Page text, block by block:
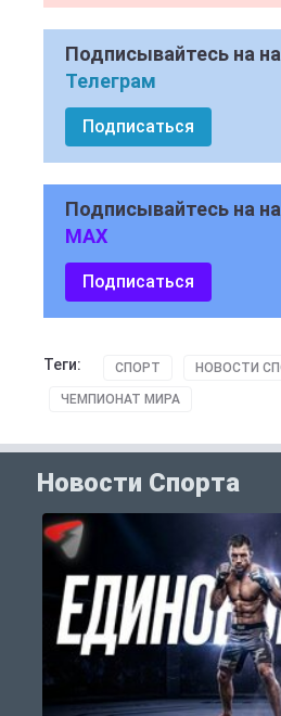
Подписывайтесь на
Телеграм
Подписаться
Подписывайтесь на
MAX
Подписаться
Теги: СПОРТ НОВОСТИ
ЧЕМПИОНАТ МИРА
Новости Спорта